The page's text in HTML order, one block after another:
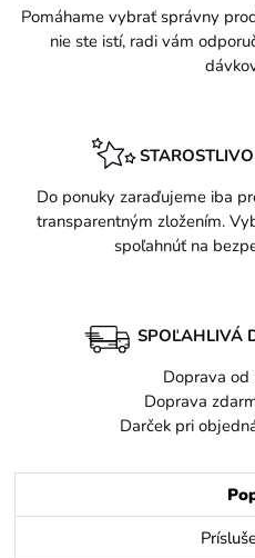
Pomáhame vybrať správny
nie ste istí, radi vám
Do ponuky zaraďujeme iba
transparentným zložením.
spoľahnúť na
SPOĽAHLIVÁ
Doprava od
Doprava
Darček pri